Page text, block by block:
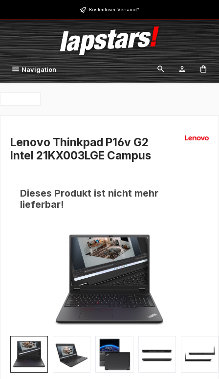
Zum Hauptinhalt springen Kostenloser Versand*
Navigation
Lenovo Thinkpad P16v G2
Intel 21KX003LGE Campus
Dieses Produkt ist nicht mehr
lieferbar!